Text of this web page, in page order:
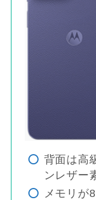
背面は高
ンレザー
メモリが